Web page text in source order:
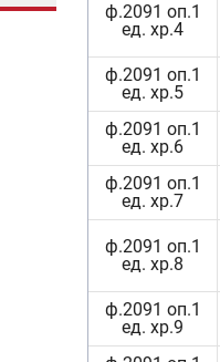
ф.2091 оп.1
ед. хр.4
ф.2091 оп.1
ед. хр.5
ф.2091 оп.1
ед. хр.6
ф.2091 оп.1
ед. хр.7
ф.2091 оп.1
ед. хр.8
ф.2091 оп.1
ед. хр.9